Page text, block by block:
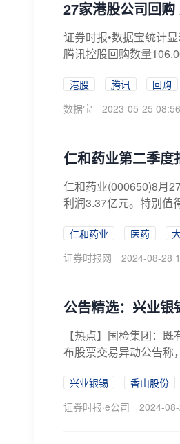
27家港股公司回
证券时报•数据宝统计
腾讯控股回购数量
港股 腾讯
回购
数据宝
2023-05-25 08:56
仁和药业第二季度
仁和药业(000650)8月
利润3.37亿元。特别值
仁和药业 医药
证券时报网
2024-08-28
公告精选：兴业
【热点】国检集团：
布股票交易异动公告称
兴业银锡 香山股份
证券时报·e公司
2024-